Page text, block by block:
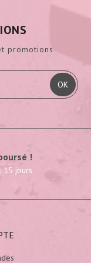
promotions
OK
!
15 jours